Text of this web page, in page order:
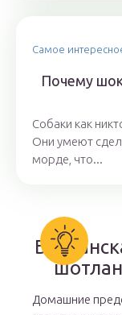
Самое
Почему
Собаки как
Они умеют
морде, что...
Домашние